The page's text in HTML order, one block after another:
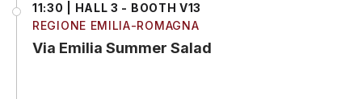
11:30 | HALL 3 - BOOTH V13
REGIONE EMILIA-ROMAGNA
Via Emilia Summer Salad